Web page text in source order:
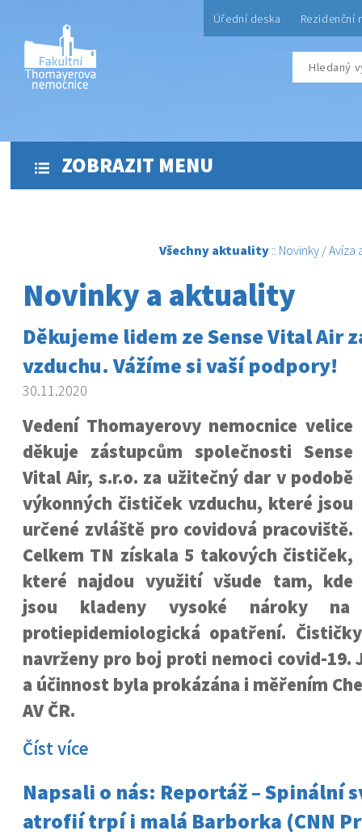
Úřední deska Rezidenční
ZOBRAZIT MENU
Všechny aktuality :: Novinky /Avíza
Novinky a aktuality
Děkujeme lidem ze Sense Vital Air
vzduchu. Vážíme si vaší podpory!
30.11.2020
Vedení Thomayerovy nemocnice velice
děkuje zástupcům společnosti Sense
Vital Air, s.r.o. za užitečný dar v podobě
výkonných čističek vzduchu, které jsou
určené zvláště pro covidová pracoviště.
Celkem TN získala 5 takových čističek,
které najdou využití všude tam, kde
jsou kladeny vysoké nároky na
protiepidemiologická opatření.
navrženy pro boj proti nemoci covid-19.
a účinnost byla prokázána i měřením
AV ČR.
Číst více
Napsali o nás: Reportáž – Spinální
atrofií trpí i malá Barborka (CNN